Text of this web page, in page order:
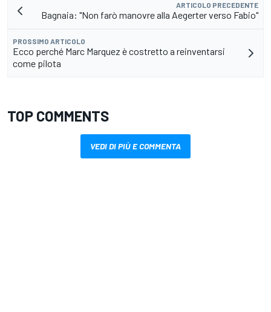
ARTICOLO PRECEDENTE
Bagnaia: "Non farò manovre alla Aegerter verso Fabio"
PROSSIMO ARTICOLO
Ecco perché Marc Marquez è costretto a reinventarsi
come pilota
TOP COMMENTS
VEDI DI PIÙ E COMMENTA